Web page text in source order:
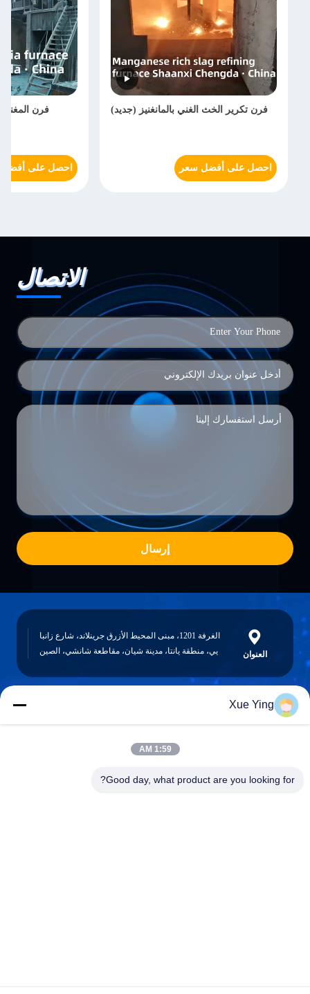
فرن تكرير الخث الغني بالمانغنيز (جديد)
احصل على أفضل سعر
فرن
احصل على
الاتصال
إرسال
العنوان
الغرفة 1201، مبنى المحيط الأزرق جرينلاند، شارع زانبا
يي، منطقة يانتا، مدينة شيان، مقاطعة شانشي، الصين
sxcd-gyl@163.com
Xue Ying
1:59 AM
Good day, what product are you looking for?